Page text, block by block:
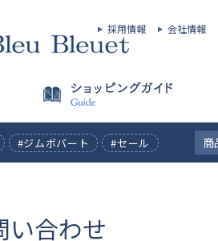
採用情報 会社情報
#ジムボバート #セール
い合わせ